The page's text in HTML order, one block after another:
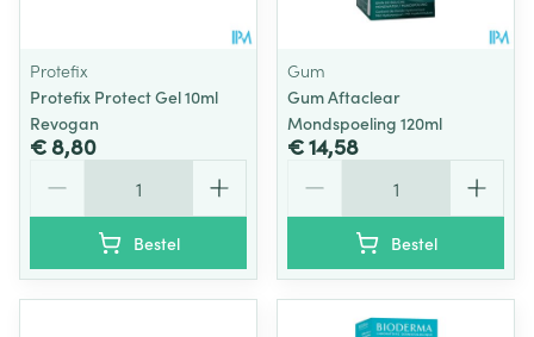
Protefix
Protefix Protect Gel 10ml
Revogan
€ 8,80
Bestel
Gum
Gum Aftaclear
Mondspoeling 120ml
€ 14,58
Bestel